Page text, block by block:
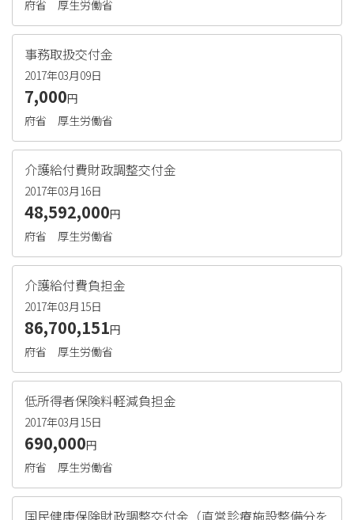
府省
厚生労働省
事務取扱交付金
2017年03月09日
7,000円
府省
厚生労働省
介護給付費財政調整交付金
2017年03月16日
48,592,000円
府省
厚生労働省
介護給付費負担金
2017年03月15日
86,700,151円
府省
厚生労働省
低所得者保険料軽減負担金
2017年03月15日
690,000円
府省
厚生労働省
国民健康保険財政調整交付金（直営診療施設整備分を